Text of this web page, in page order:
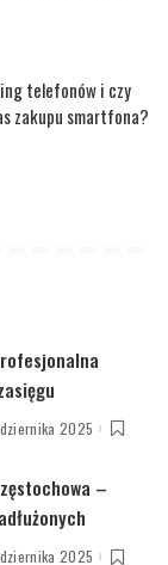
telefonów i czy
zakupu smartfona?
2025
–
2025